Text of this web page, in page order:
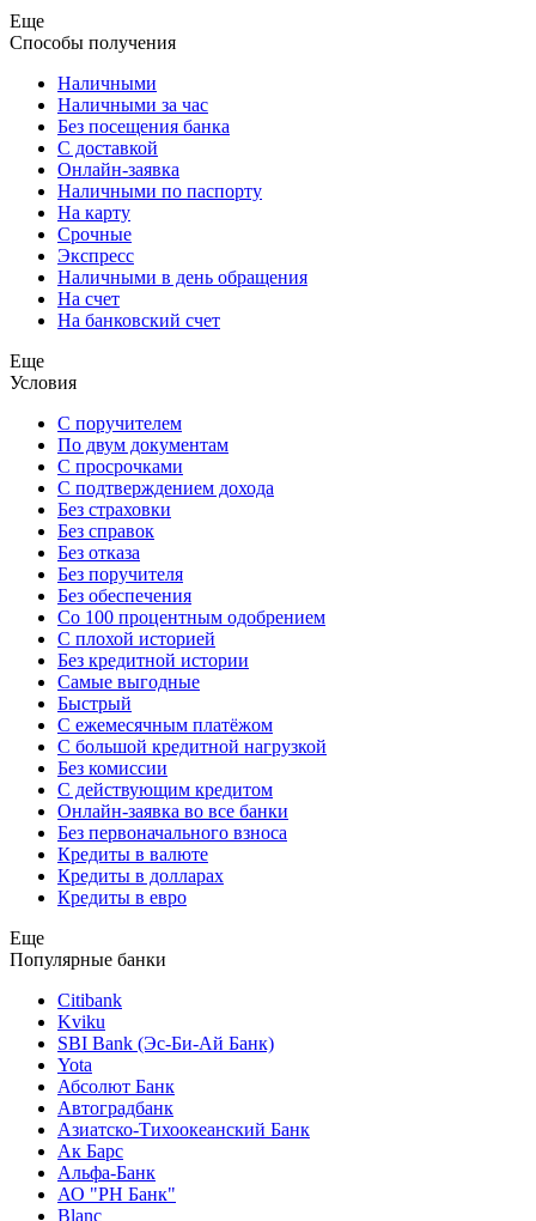
Еще
Способы получения
Наличными
Наличными за час
Без посещения банка
С доставкой
Онлайн-заявка
Наличными по паспорту
На карту
Срочные
Экспресс
Наличными в день обращения
На счет
На банковский счет
Еще
Условия
С поручителем
По двум документам
С просрочками
С подтверждением дохода
Без страховки
Без справок
Без отказа
Без поручителя
Без обеспечения
Со 100 процентным одобрением
С плохой историей
Без кредитной истории
Самые выгодные
Быстрый
С ежемесячным платёжом
С большой кредитной нагрузкой
Без комиссии
С действующим кредитом
Онлайн-заявка во все банки
Без первоначального взноса
Кредиты в валюте
Кредиты в долларах
Кредиты в евро
Еще
Популярные банки
Citibank
Kviku
SBI Bank (Эс-Би-Ай Банк)
Yota
Абсолют Банк
Автоградбанк
Азиатско-Тихоокеанский Банк
Ак Барс
Альфа-Банк
АО "РН Банк"
Blanc